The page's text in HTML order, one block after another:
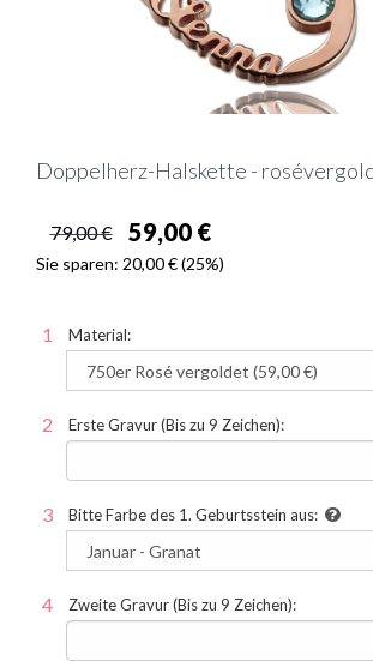
Doppelherz-Halskette -
79,00 € 59,00 €
Sie sparen: 20,00 €(25%)
Material:
Erste Gravur (Bis zu 9 Zeichen):
Bitte Farbe des 1. Geburtsstein aus:
Zweite Gravur (Bis zu 9 Zeichen):